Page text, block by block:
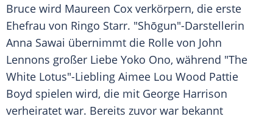
Bruce wird Maureen Cox verkörpern, die erste
Ehefrau von Ringo Starr. "Shōgun"-Darstellerin
Anna Sawai übernimmt die Rolle von John
Lennons großer Liebe Yoko Ono, während "The
White Lotus"-Liebling Aimee Lou Wood Pattie
Boyd spielen wird, die mit George Harrison
verheiratet war. Bereits zuvor war bekannt